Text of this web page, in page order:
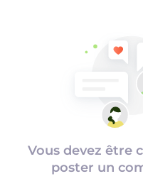
Vous devez être
poster un